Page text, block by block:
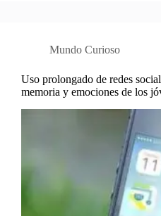
Mundo Curioso
Uso prolongado de redes
memoria y emociones de los